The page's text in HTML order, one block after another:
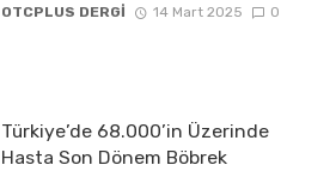
OTCPLUS DERGİ 14 Mart 2025 0
Türkiye’de 68.000’in Üzerinde
Hasta Son Dönem Böbrek